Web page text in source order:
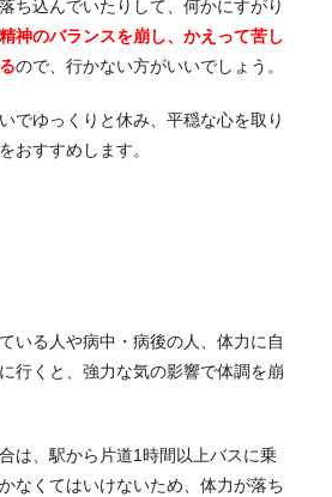
ち込んでいたりして、何かにすがり
精神のバランスを崩し、かえって苦し
ので、行かない方がいいでしょう。
でゆっくりと休み、平穏な心を取り
おすすめします。
いる人や病中・病後の人、体力に自
行くと、強力な気の影響で体調を崩
は、駅から片道1時間以上バスに乗
なくてはいけないため、体力が落ち